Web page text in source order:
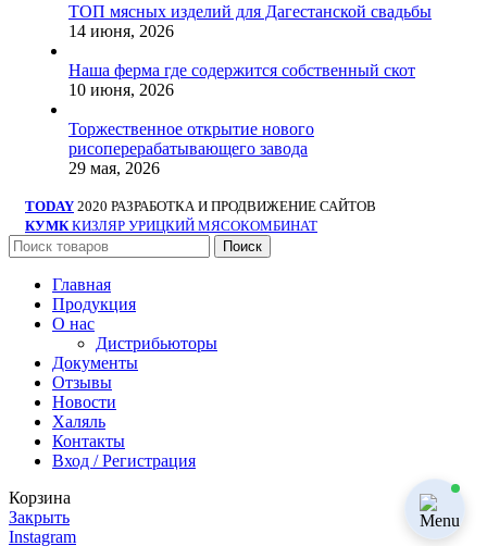
ТОП мясных изделий для Дагестанской свадьбы
14 июня, 2026
Наша ферма где содержится собственный скот
10 июня, 2026
Торжественное открытие нового
рисоперерабатывающего завода
29 мая, 2026
TODAY 2020 РАЗРАБОТКА И ПРОДВИЖЕНИЕ САЙТОВ
КУМК КИЗЛЯР УРИЦКИЙ МЯСОКОМБИНАТ
Поиск
Главная
Продукция
О нас
Дистрибьюторы
Документы
Отзывы
Новости
Халяль
Контакты
Вход / Регистрация
Корзина
Закрыть
Instagram